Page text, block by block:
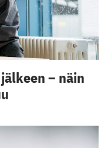
– näin